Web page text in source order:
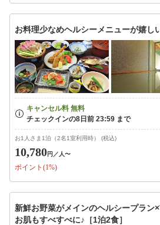
お料理少なめヘルシーメニューが嬉し
お1人さま1泊（2名1室利用時） (税込)
10,780円 ／人〜
ポイント(1%)
新鮮お野菜がメインのヘルシープラン
お肌もすべすべに♪［1泊2食］